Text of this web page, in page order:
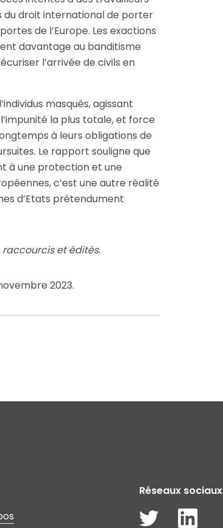
du droit international de porter
de l’Europe. Les exactions
davantage au banditisme
l’arrivée de civils en
masqués, agissant
la plus totale, et force
à leurs obligations de
Le rapport souligne que
à une protection et une
c’est une autre réalité
d’Etats prétendument
et édités.
2023.
Réseaux sociaux